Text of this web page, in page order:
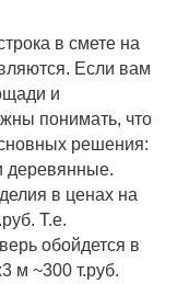
в смете на
Если вам
и
понимать, что
решения:
в ценах на
Т.е.
обойдется в
м ~300 т.руб.